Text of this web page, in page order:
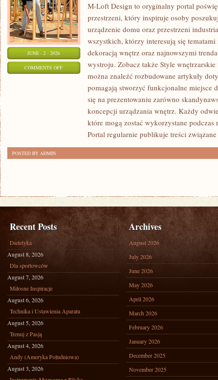
JUNE - 2 - 2026
COMMENTS OFFON
MATERIAŁY
M-Loft Design to oryginalny portal
przestrzeni, który inspiruje osoby
urządzenie domu oraz przestrzeni
wszystkich, którzy interesują się
dekoracją wnętrz oraz najnowszymi
wystroju. Zobacz także Style
można znaleźć rozbudowane artykuły
pomagają stworzyć funkcjonalne miejsce
się na prezentowaniu zarówno
koncepcji urządzania wnętrz. Każdy
które mogą zostać wykorzystane podczas
Portal regularnie publikuje treści
POSTED BY ADMIN
Recent Posts
Dietetyka
August 8, 2026
Dla sportowców
August 7, 2026
Miłosne Inspiracje
August 6, 2026
Technika i Ustawienia Aparatu
August 5, 2026
Trenuj z Pasją
August 4, 2026
Andy (Ameryka Południowa)
August 3, 2026
Archives
August 2026
July 2026
June 2026
May 2026
April 2026
March 2026
February 2026
January 2026
December 2025
November 2025